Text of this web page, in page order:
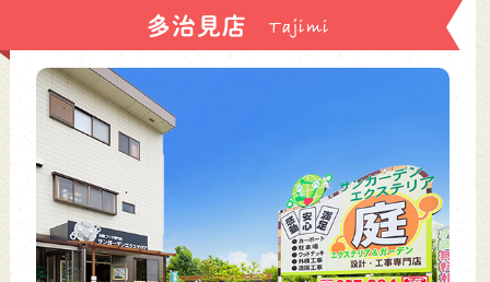
多治見店